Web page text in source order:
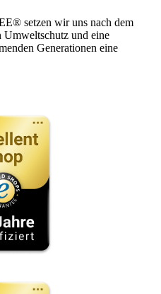
setzen wir uns nach dem
Umweltschutz und eine
Generationen eine